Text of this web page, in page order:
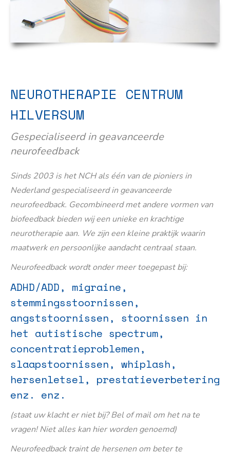
NEUROTHERAPIE CENTRUM
HILVERSUM
Gespecialiseerd in geavanceerde
neurofeedback
Sinds 2003 is het NCH als één van de pioniers in
Nederland gespecialiseerd in geavanceerde
neurofeedback. Gecombineerd met andere vormen van
biofeedback bieden wij een unieke en krachtige
neurotherapie aan. We zijn een kleine praktijk waarin
maatwerk en persoonlijke aandacht centraal staan.
Neurofeedback wordt onder meer toegepast bij:
ADHD/ADD, migraine,
stemmingsstoornissen,
angststoornissen, stoornissen in
het autistische spectrum,
concentratieproblemen,
slaapstoornissen, whiplash,
hersenletsel, prestatieverbetering
enz. enz.
(staat uw klacht er niet bij? Bel of mail om het na te
vragen! Niet alles kan hier worden genoemd)
Neurofeedback traint de hersenen om beter te